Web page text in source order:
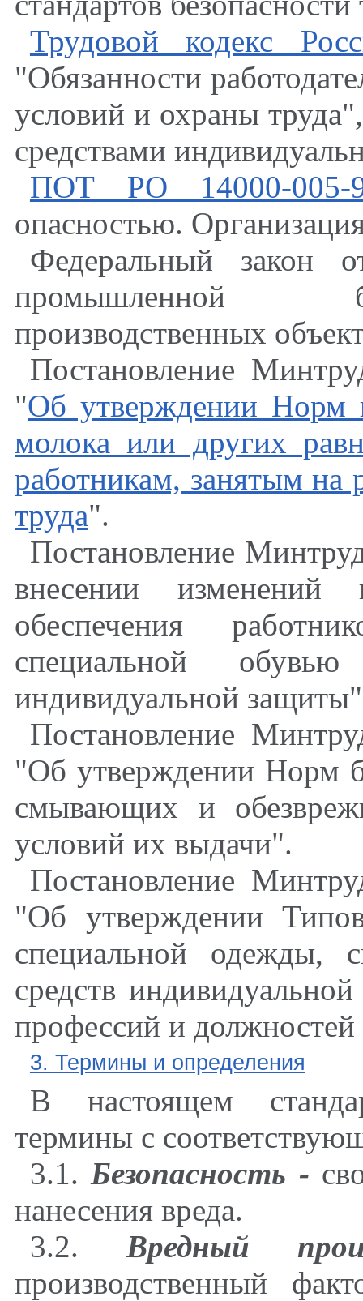
Трудовой кодекс
"Обязанности
условий и охраны
средствами
ПОТ РО 14000-005-
опасностью.
Федеральный
промышленной
производственных
Постановление
"Об утверждении Норм
молока или других
работникам, занятым на
труда".
Постановление
внесении
обеспечения
специальной
индивидуальной
Постановление
"Об утверждении Норм
смывающих и
условий их выдачи".
Постановление
"Об утверждении
специальной одежды,
средств
профессий и должностей
3. Термины и определения
В настоящем
термины с
3.1.Безопасность -
нанесения вреда.
3.2.Вредный
производственный